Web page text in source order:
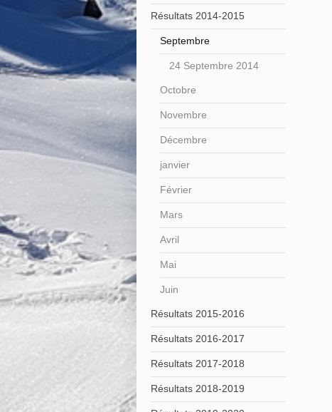
Résultats 2014-2015
Septembre
24 Septembre 2014
Octobre
Novembre
Décembre
janvier
Février
Mars
Avril
Mai
Juin
Résultats 2015-2016
Résultats 2016-2017
Résultats 2017-2018
Résultats 2018-2019